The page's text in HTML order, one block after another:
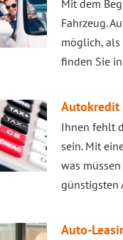
Mit dem
Fahrzeug.
möglich, als
finden Sie
Autokredit
Ihnen fehlt
sein. Mit
was
günstigsten
Auto-